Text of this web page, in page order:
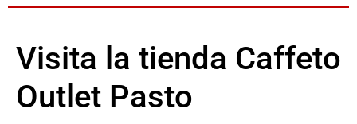
Visita la tienda Caffeto
Outlet Pasto